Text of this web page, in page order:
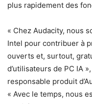
plus rapidement des
« Chez Audacity, nous
Intel pour contribuer à
ouverts et, surtout,
d’utilisateurs de PC IA
responsable produit
« Avec le temps, nous